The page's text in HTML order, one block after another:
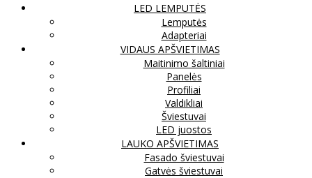
LED LEMPUTĖS
Lemputės
Adapteriai
VIDAUS APŠVIETIMAS
Maitinimo šaltiniai
Panelės
Profiliai
Valdikliai
Šviestuvai
LED juostos
LAUKO APŠVIETIMAS
Fasado šviestuvai
Gatvės šviestuvai